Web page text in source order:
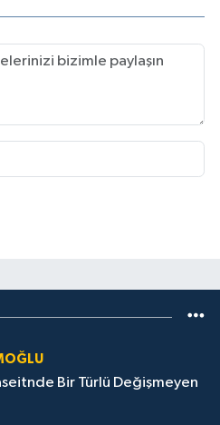
Değişmeyen